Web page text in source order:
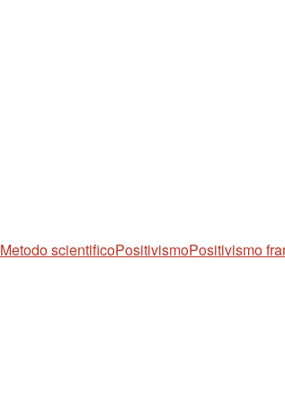
Metodo scientificoPositivismoPositivismo